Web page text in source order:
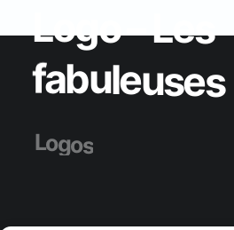
Logo–Les
fabuleuses
L ogos